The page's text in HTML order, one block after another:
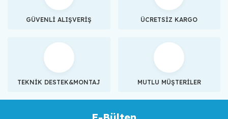
GÜVENLİ ALIŞVERİŞ ÜCRETSİZ KARGO
TEKNİK DESTEK&MONTAJ MUTLU MÜŞTERİLER